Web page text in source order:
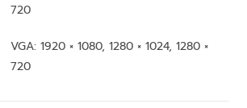
720
VGA: 1920 × 1080, 1280 × 1024, 1280 ×
720